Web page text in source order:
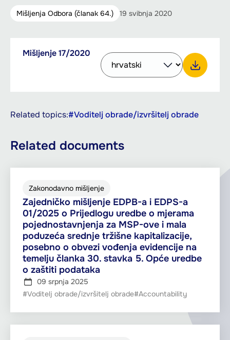
Mišljenja Odbora (članak 64.) 19 svibnja 2020
Downloadable
documents
Mišljenje 17/2020
PDF,
Select
other
language
with
the
Related topics:#Voditelj obrade/izvršitelj obrade
Related documents
Zajedničko mišljenje EDPB-a i EDPS-a
01/2025 o Prijedlogu uredbe o mjerama
pojednostavnjenja za MSP-ove i mala
poduzeća srednje tržišne kapitalizacije,
posebno o obvezi vođenja evidencije na
temelju članka 30. stavka 5. Opće uredbe
o zaštiti podataka
Zakonodavno mišljenje
09 srpnja 2025
#Voditelj obrade/izvršitelj obrade#Accountability